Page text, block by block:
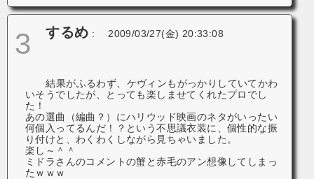
3 するめ : 2009/03/27(金) 20:33:08
結果がふるわず、ケヴィンもがっかりしていてかわ
いそうでしたが、とっても楽しませてくれたプロでし
た！
あの選曲（編曲？）にハリウッド映画のネタがいったい
何個入ってるんだ！？という不思議衣装に、個性的な振
り付けと、わくわくしながら見ちゃいました。
楽し～＾＾
ミドラさんのコメントの蟹と赤毛のアン想像してしまっ
たｗｗｗ